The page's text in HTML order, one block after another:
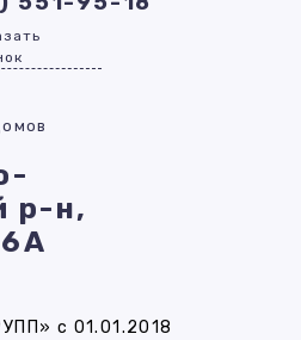
р-н,
с 01.01.2018